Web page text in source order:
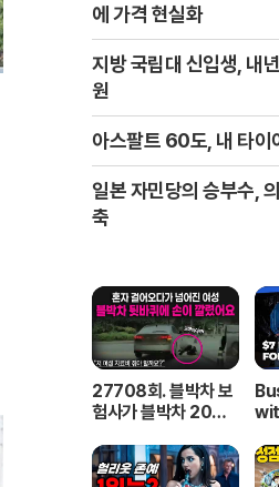
에 가격 현실화
지방 국립대 신입생, 내
원
아스팔트 60도, 내 타이
일본 자민당의 승부수,
축
27708회. 블박차 보
험사가 블박차 20%
험사는 내 편이 맞습니
까?
or